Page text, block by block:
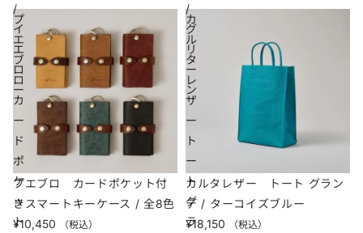
/
イ
エ
ロ
ー
/
グ
リ
ー
ン
プ
エ
ブ
ロ
カ
ー
ド
ポ
ケ
ッ
ト
プエブロ カードポケット付
きスマートキーケース / 全8色
¥10,450
（税込）
カ
ル
タ
レ
ザ
ー
ト
ー
ト
グ
ラ
カルタレザー トート グラン
デ / ターコイズブルー
¥18,150
（税込）